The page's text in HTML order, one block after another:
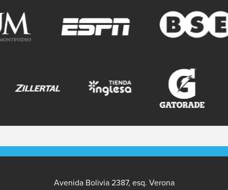
Avenida Bolivia 2387, esq. Verona